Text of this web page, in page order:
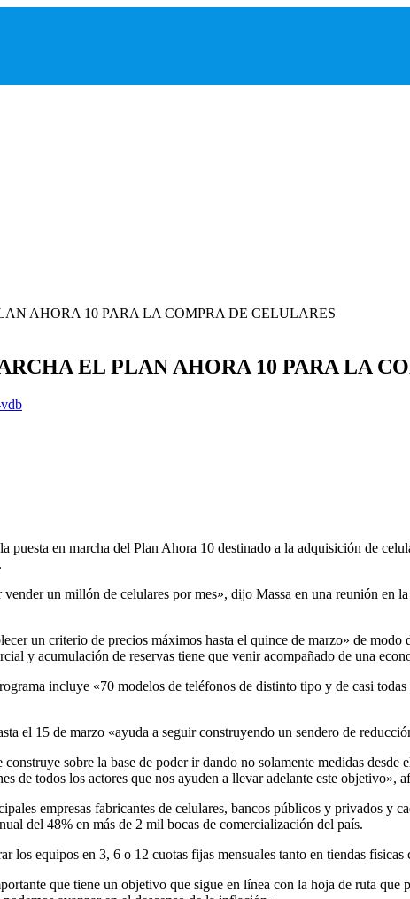
EL PLAN AHORA 10 PARA LA
en marcha del Plan Ahora 10 destinado a la adquisición de
un millón de celulares por mes», dijo Massa en una reunión en
un criterio de precios máximos hasta el quince de marzo» de
y acumulación de reservas tiene que venir acompañado de una
incluye «70 modelos de teléfonos de distinto tipo y de casi
el 15 de marzo «ayuda a seguir construyendo un sendero de
sobre la base de poder ir dando no solamente medidas
de todos los actores que nos ayuden a llevar adelante este objetivo»,
empresas fabricantes de celulares, bancos públicos y privados y
del 48% en más de 2 mil bocas de comercialización del país.
los equipos en 3, 6 o 12 cuotas fijas mensuales tanto en tiendas físicas
que tiene un objetivo que sigue en línea con la hoja de ruta